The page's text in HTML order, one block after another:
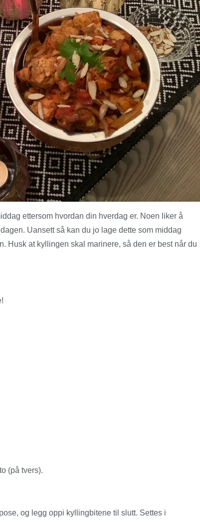
ettersom hvordan din hverdag er. Noen liker å
Uansett så kan du jo lage dette som middag
Husk at kyllingen skal marinere, så den er best når du
(på tvers).
og legg oppi kyllingbitene til slutt. Settes i